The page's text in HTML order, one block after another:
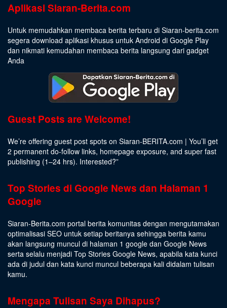
Aplikasi Siaran-Berita.com
Untuk memudahkan membaca berita terbaru di Siaran-berita.com
segera download aplikasi khusus untuk Android di Google Play
dan nikmati kemudahan membaca berita langsung dari gadget
Anda
Guest Posts are Welcome!
We’re offering guest post spots on Siaran-BERITA.com | You’ll get
2 permanent do-follow links, homepage exposure, and super fast
publishing (1–24 hrs). Interested?”
Top Stories di Google News dan Halaman 1
Google
Siaran-Berita.com portal berita komunitas dengan mengutamakan
optimalisasi SEO untuk setiap beritanya sehingga berita kamu
akan langsung muncul di halaman 1 google dan Google News
serta selalu menjadi Top Stories Google News, apabila kata kunci
ada di judul dan kata kunci muncul beberapa kali didalam tulisan
kamu.
Mengapa Tulisan Saya Dihapus?